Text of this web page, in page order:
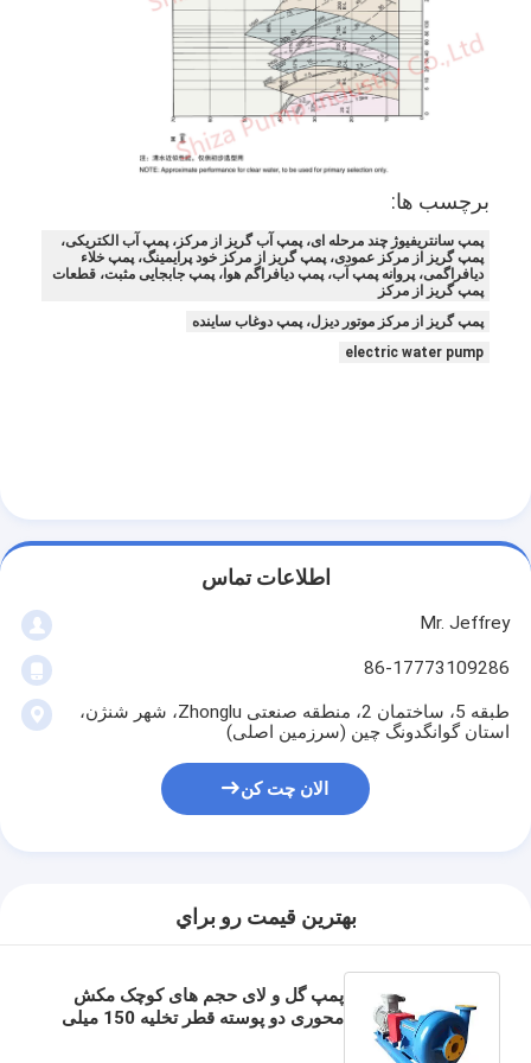
پمپ گریز از مرکز عمودی
پمپ گریز از مرکز افقی
قطعات پمپ دوغاب
برچسب ها:
پمپ سانتریفیوژ چند مرحله ای، پمپ آب گریز از مرکز، پمپ آب الکتریکی،
پمپ گریز از مرکز عمودی، پمپ گریز از مرکز خود پرایمینگ، پمپ خلاء
دیافراگمی، پروانه پمپ آب، پمپ دیافراگم هوا، پمپ جابجایی مثبت، قطعات
پمپ گریز از مرکز
پمپ گریز از مرکز موتور دیزل، پمپ دوغاب ساینده
electric water pump
اطلاعات تماس
Mr. Jeffrey
86-17773109286
طبقه 5، ساختمان 2، منطقه صنعتی Zhonglu، شهر شنژن،
استان گوانگدونگ چین (سرزمین اصلی)
الان چت کن
بهترين قيمت رو براي
پمپ گل و لای حجم های کوچک مکش
محوری دو پوسته قطر تخلیه 150 میلی